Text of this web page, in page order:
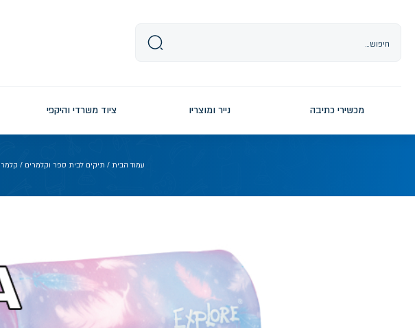
מכשירי כתיבה נייר ומוצריו ציוד משרדי והיקפי
עמוד הבית / תיקים לבית ספר וקלמרים /